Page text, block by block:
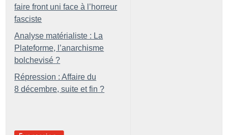
faire front uni face à l’horreur
fasciste
Analyse matérialiste : La
Plateforme, l’anarchisme
bolchevisé ?
Répression : Affaire du
8 décembre, suite et fin ?